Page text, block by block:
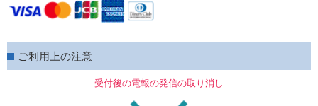
ご利用上の注意
受付後の電報の発信の取り消し